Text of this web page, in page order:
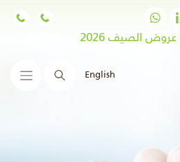
عروض الصيف 2026
English البحث